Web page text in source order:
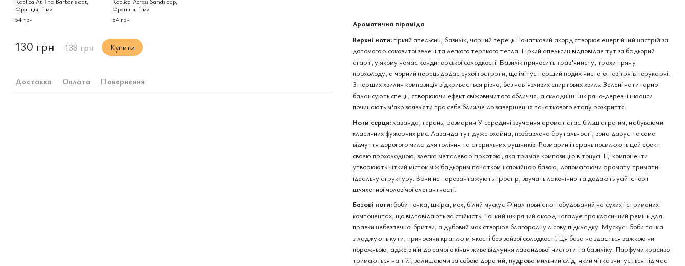
Франція, 1 мл
54 грн
Франція, 1 мл
84 грн
130 грн 138 грн Купити 319 грн 339 грн Купити
Доставка Оплата Повернення
Ароматична піраміда
Верхні ноти: гіркий апельсин, базилік, чорний перець Початковий акорд створює енергійний настрій за
допомогою соковитої зелені та легкого терпкого тепла. Гіркий апельсин відповідає тут за бадьорий
старт, у якому немає кондитерської солодкості. Базилік приносить трав'янисту, трохи пряну
прохолоду, а чорний перець додає сухої гостроти, що імітує перший подих чистого повітря в перукарні.
З перших хвилин композиція відкривається рівно, без нав'язливих спиртових хвиль. Зелені ноти гарно
балансують спеції, створюючи ефект свіжовимитого обличчя, а складніші шкіряно-деревні нюанси
починають м'яко заявляти про себе ближче до завершення початкового етапу розкриття.
Ноти серця:лаванда, герань, розмарин У середині звучання аромат стає більш строгим, набуваючи
класичних фужерних рис. Лаванда тут дуже охайна, позбавлена брутальності, вона дарує те саме
відчуття дорогого мила для гоління та стерильних рушників. Розмарин і герань посилюють цей ефект
своєю прохолодною, злегка металевою гіркотою, яка тримає композицію в тонусі. Ці компоненти
утворюють чіткий місток між бадьорим початком і спокійною базою, допомагаючи аромату тримати
ідеальну структуру. Вони не перевантажують простір, звучать лаконічно та додають усій історії
шляхетної чоловічої елегантності.
Базові ноти: боби тонка, шкіра, мох, білий мускус Фінал повністю побудований на сухих і стриманих
компонентах, що відповідають за стійкість. Тонкий шкіряний акорд нагадує про класичний ремінь для
правки небезпечної бритви, а дубовий мох створює благородну лісову підкладку. Мускус і боби тонка
згладжують кути, приносячи краплю м'якості без зайвої солодкості. Ця база не здається важкою чи
порожньою, адже в ній до самого кінця живе відлуння лавандової чистоти та базиліку. Парфуми красиво
тримаються на тілі, залишаючи за собою дорогий, пудрово-мильний слід, який чітко зчитується під час